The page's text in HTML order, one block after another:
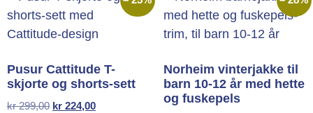
Pusur Cattitude T-
skjorte og shorts-sett
kr299,00 kr 224,00
Norheim vinterjakke til
barn 10-12 år med hette
og fuskepels